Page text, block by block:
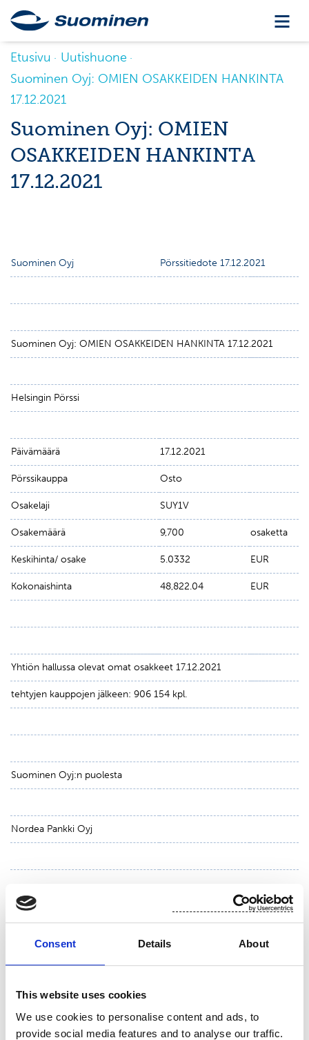
Consent Details About
This website uses cookies
We use cookies to personalise content and ads, to
provide social media features and to analyse our traffic.
Etusivu
Uutishuone
Suominen Oyj: OMIEN OSAKKEIDEN HANKINTA
17.12.2021
Suominen Oyj: OMIEN
OSAKKEIDEN HANKINTA
17.12.2021
Suominen Oyj Pörssitiedote 17.12.2021
Suominen Oyj: OMIEN OSAKKEIDEN HANKINTA 17.12.2021
Helsingin Pörssi
Päivämäärä 17.12.2021
Pörssikauppa Osto
Osakelaji SUY1V
Osakemäärä 9,700 osaketta
Keskihinta/ osake 5.0332 EUR
Kokonaishinta 48,822.04 EUR
Yhtiön hallussa olevat omat osakkeet 17.12.2021
tehtyjen kauppojen jälkeen: 906 154 kpl.
Suominen Oyj:n puolesta
Nordea Pankki Oyj
Janne Sarvikivi Sami Huttunen
Lisätietoja:
Talousjohtaja Toni Tamminen, Suominen Oyj
puh. 010 214 3051